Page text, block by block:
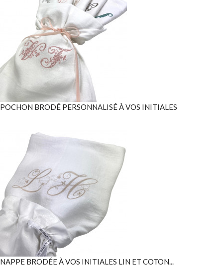
POCHON BRODÉ PERSONNALISÉ À VOS INITIALES
NAPPE BRODÉE À VOS INITIALES LIN ET COTON...